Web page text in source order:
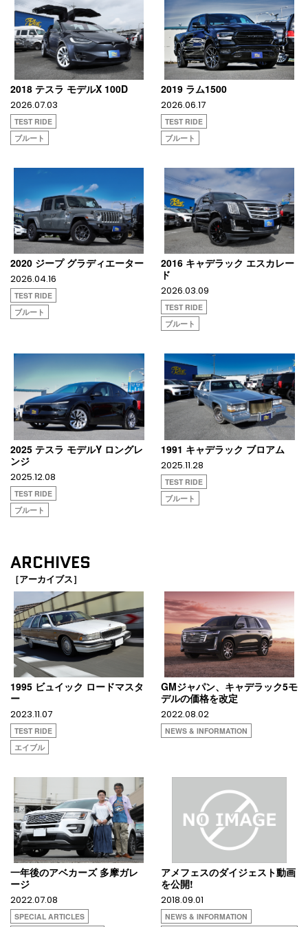
2018 テスラ モデルX 100D
2026.07.03
TEST RIDE
ブルート
2019 ラム1500
2026.06.17
TEST RIDE
ブルート
2020 ジープ グラディエーター
2026.04.16
TEST RIDE
ブルート
2016 キャデラック エスカレー
ド
2026.03.09
TEST RIDE
ブルート
2025 テスラ モデルY ロングレ
ンジ
2025.12.08
TEST RIDE
ブルート
1991 キャデラック ブロアム
2025.11.28
TEST RIDE
ブルート
ARCHIVES
［アーカイブス］
1995 ビュイック ロードマスタ
ー
2023.11.07
TEST RIDE
エイブル
GMジャパン、キャデラック5モ
デルの価格を改定
2022.08.02
NEWS & INFORMATION
一年後のアベカーズ 多摩ガレ
ージ
2022.07.08
SPECIAL ARTICLES
アメフェスのダイジェスト動画
を公開!
2018.09.01
NEWS & INFORMATION